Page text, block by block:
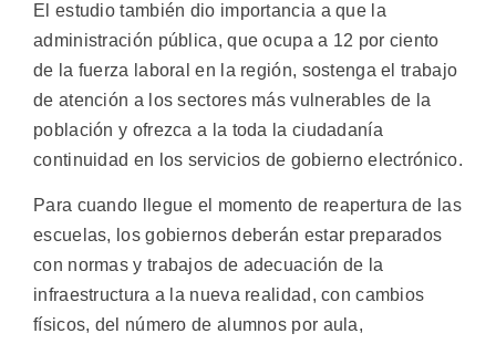
El estudio también dio importancia a que la
administración pública, que ocupa a 12 por ciento
de la fuerza laboral en la región, sostenga el trabajo
de atención a los sectores más vulnerables de la
población y ofrezca a la toda la ciudadanía
continuidad en los servicios de gobierno electrónico.
Para cuando llegue el momento de reapertura de las
escuelas, los gobiernos deberán estar preparados
con normas y trabajos de adecuación de la
infraestructura a la nueva realidad, con cambios
físicos, del número de alumnos por aula,